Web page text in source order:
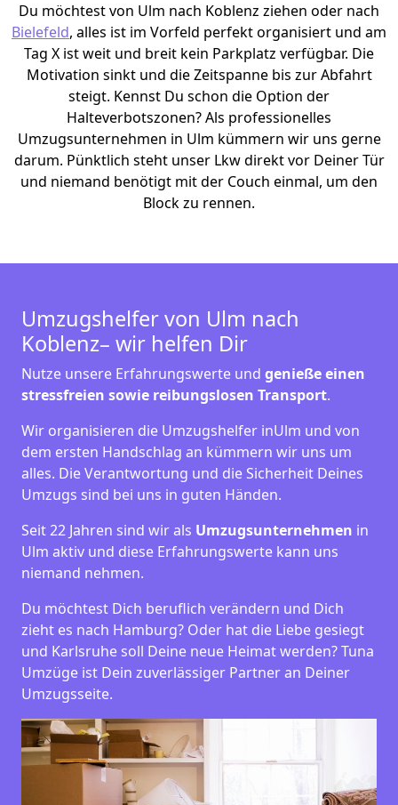
Du möchtest von Ulm nach Koblenz ziehen oder nach
Bielefeld, alles ist im Vorfeld perfekt organisiert und am
Tag X ist weit und breit kein Parkplatz verfügbar. Die
Motivation sinkt und die Zeitspanne bis zur Abfahrt
steigt. Kennst Du schon die Option der
Halteverbotszonen? Als professionelles
Umzugsunternehmen in Ulm kümmern wir uns gerne
darum. Pünktlich steht unser Lkw direkt vor Deiner Tür
und niemand benötigt mit der Couch einmal, um den
Block zu rennen.
Umzugshelfer von Ulm nach
Koblenz– wir helfen Dir
Nutze unsere Erfahrungswerte und genieße einen
stressfreien sowie reibungslosen Transport.
Wir organisieren die Umzugshelfer inUlm und von
dem ersten Handschlag an kümmern wir uns um
alles. Die Verantwortung und die Sicherheit Deines
Umzugs sind bei uns in guten Händen.
Seit 22 Jahren sind wir als Umzugsunternehmen in
Ulm aktiv und diese Erfahrungswerte kann uns
niemand nehmen.
Du möchtest Dich beruflich verändern und Dich
zieht es nach Hamburg? Oder hat die Liebe gesiegt
und Karlsruhe soll Deine neue Heimat werden? Tuna
Umzüge ist Dein zuverlässiger Partner an Deiner
Umzugsseite.